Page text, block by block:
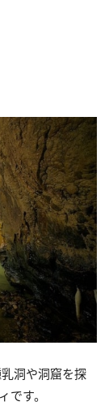
洞や洞窟を探
です。